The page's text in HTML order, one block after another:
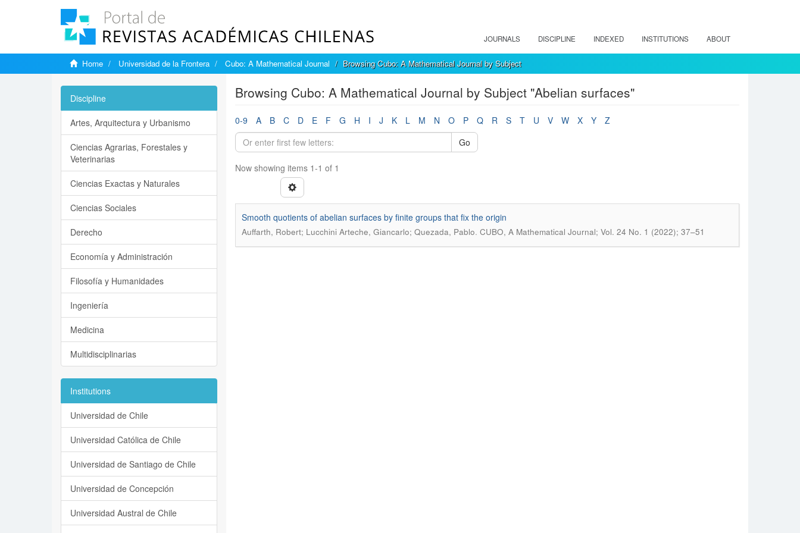
JOURNALS DISCIPLINE INDEXED INSTITUTIONS ABOUT
Home Universidad de la Frontera Cubo: A Mathematical Journal Browsing Cubo: A Mathematical Journal by Subject
Browsing Cubo: A Mathematical Journal by Subject "Abelian surfaces"
0-9 A B C D E F G H I J K L M N O P Q R S T U V W X Y
Z
Go
Now showing items 1-1 of 1
Smooth quotients of abelian surfaces by finite groups that fix the origin
Auffarth, Robert; Lucchini Arteche, Giancarlo; Quezada, Pablo. CUBO, A Mathematical Journal; Vol. 24 No. 1 (2022); 37–51
Discipline
Artes, Arquitectura y Urbanismo
Ciencias Agrarias, Forestales y
Veterinarias
Ciencias Exactas y Naturales
Ciencias Sociales
Derecho
Economía y Administración
Filosofía y Humanidades
Ingeniería
Medicina
Multidisciplinarias
Institutions
Universidad de Chile
Universidad Católica de Chile
Universidad de Santiago de Chile
Universidad de Concepción
Universidad Austral de Chile